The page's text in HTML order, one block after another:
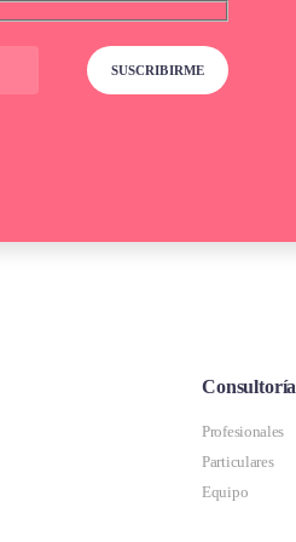
Consultoría
Profesionales
Particulares
Equipo